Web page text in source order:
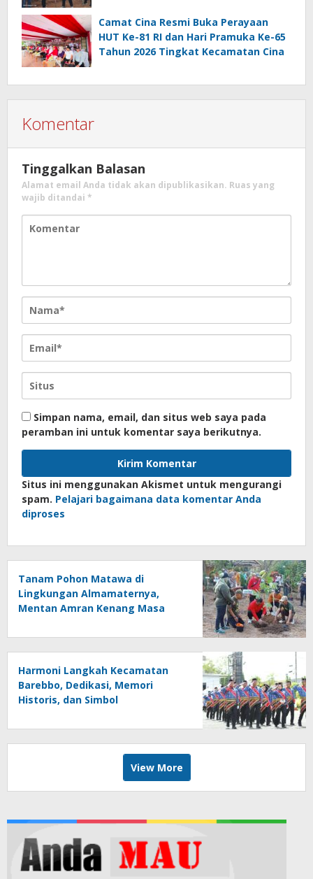
Camat Cina Resmi Buka Perayaan
HUT Ke-81 RI dan Hari Pramuka Ke-65
Tahun 2026 Tingkat Kecamatan Cina
Komentar
Tinggalkan Balasan
Alamat email Anda tidak akan dipublikasikan. Ruas yang
wajib ditandai *
Simpan nama, email, dan situs web saya pada
peramban ini untuk komentar saya berikutnya.
Situs ini menggunakan Akismet untuk mengurangi
spam. Pelajari bagaimana data komentar Anda
diproses
Tanam Pohon Matawa di
Lingkungan Almamaternya,
Mentan Amran Kenang Masa
Harmoni Langkah Kecamatan
Barebbo, Dedikasi, Memori
Historis, dan Simbol
View More